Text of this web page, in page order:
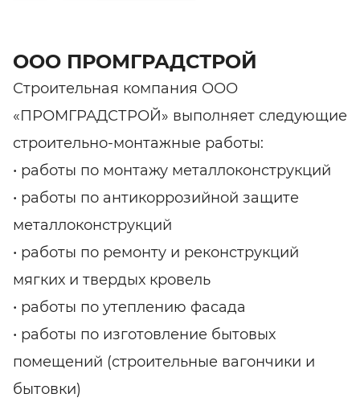
ООО ПРОМГРАДСТРОЙ
Строительная компания ООО
«ПРОМГРАДСТРОЙ» выполняет следующие
строительно-монтажные работы:
• работы по монтажу металлоконструкций
• работы по антикоррозийной защите
металлоконструкций
• работы по ремонту и реконструкций
мягких и твердых кровель
• работы по утеплению фасада
• работы по изготовление бытовых
помещений (строительные вагончики и
бытовки)